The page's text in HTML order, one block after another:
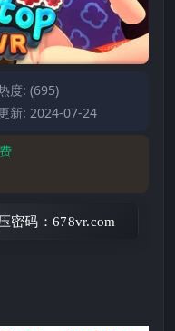
度: (695)
新: 2024-07-24
密码：678vr.com